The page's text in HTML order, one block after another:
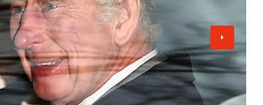
بیشتر بخوانید